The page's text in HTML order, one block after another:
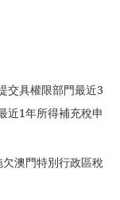
交具權限部門最近3
近1年所得補充稅申
澳門特別行政區稅